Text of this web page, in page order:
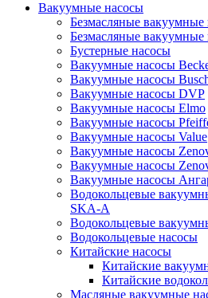
Вакуумные насосы
Безмасляные вакуумные
Безмасляные
Бустерные насосы
Вакуумные насосы
Вакуумные насосы
Вакуумные насосы DVP
Вакуумные насосы Elmo
Вакуумные насосы
Вакуумные насосы Value
Вакуумные насосы
Вакуумные насосы
Вакуумные насосы
Водокольцевые
SKA-A
Водокольцевые
Водокольцевые насосы
Китайские насосы
Китайские
Китайские
Масляные вакуумные